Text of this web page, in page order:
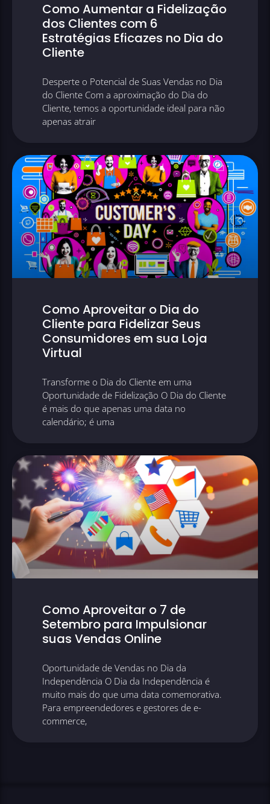
Como Aumentar a Fidelização
dos Clientes com 6
Estratégias Eficazes no Dia do
Cliente
Desperte o Potencial de Suas Vendas no Dia
do Cliente Com a aproximação do Dia do
Cliente, temos a oportunidade ideal para não
apenas atrair
Como Aproveitar o Dia do
Cliente para Fidelizar Seus
Consumidores em sua Loja
Virtual
Transforme o Dia do Cliente em uma
Oportunidade de Fidelização O Dia do Cliente
é mais do que apenas uma data no
calendário; é uma
Como Aproveitar o 7 de
Setembro para Impulsionar
suas Vendas Online
Oportunidade de Vendas no Dia da
Independência O Dia da Independência é
muito mais do que uma data comemorativa.
Para empreendedores e gestores de e-
commerce,